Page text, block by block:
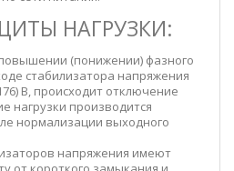
НАГРУЗКИ:
(понижении) фазного
стабилизатора напряжения
В, происходит отключение
нагрузки производится
нормализации выходного
напряжения имеют